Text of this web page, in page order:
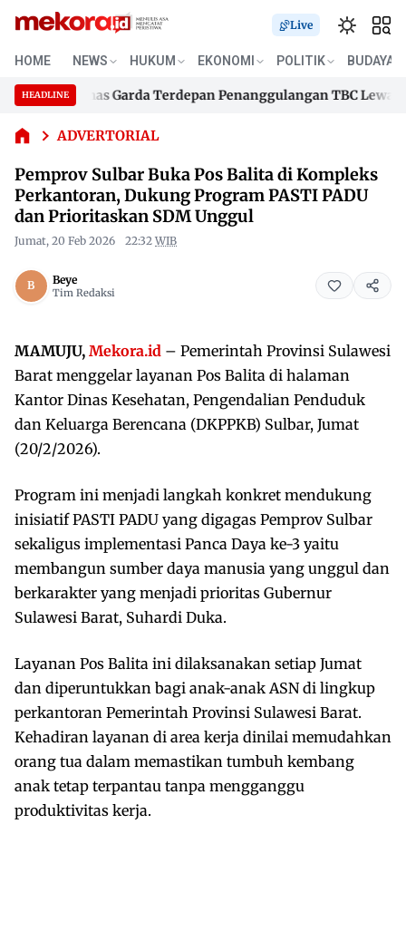
Live
HOME NEWS HUKUM EKONOMI POLITIK BUDAYA
HEADLINE Garda Terdepan Penanggulangan TBC Lewat
Garda Terdepan Penanggulangan TBC Lewat
ADVERTORIAL
Sulbar Buka
Kompleks
Dukung
PASTI PADU
dan
Prioritaskan
Pemprov Sulbar Buka Pos Balita di Kompleks
Perkantoran, Dukung Program PASTI PADU
dan Prioritaskan SDM Unggul
Jumat, 20 Feb 2026 22:32 WIB
Beye
Tim Redaksi
MAMUJU, Mekora.id – Pemerintah Provinsi Sulawesi
Barat menggelar layanan Pos Balita di halaman
Kantor Dinas Kesehatan, Pengendalian Penduduk
dan Keluarga Berencana (DKPPKB) Sulbar, Jumat
(20/2/2026).
Program ini menjadi langkah konkret mendukung
inisiatif PASTI PADU yang digagas Pemprov Sulbar
sekaligus implementasi Panca Daya ke-3 yaitu
membangun sumber daya manusia yang unggul dan
berkarakter yang menjadi prioritas Gubernur
Sulawesi Barat, Suhardi Duka.
Layanan Pos Balita ini dilaksanakan setiap Jumat
dan diperuntukkan bagi anak-anak ASN di lingkup
perkantoran Pemerintah Provinsi Sulawesi Barat.
Kehadiran layanan di area kerja dinilai memudahkan
orang tua dalam memastikan tumbuh kembang
anak tetap terpantau tanpa mengganggu
produktivitas kerja.